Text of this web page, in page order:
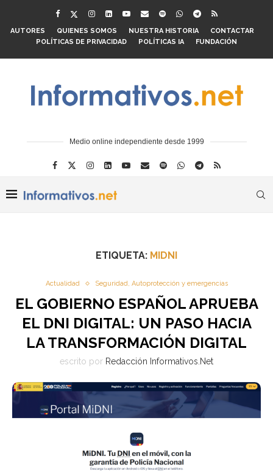
AUTORES QUIENES SOMOS NUESTRA HISTORIA
CONTACTAR
POLÍTICAS DE PRIVACIDAD
POLÍTICAS IA FUNDACIÓN
Medio online independiente desde 1999
ETIQUETA: MIDNI
Actualidad Seguridad, Autoprotección y emergencias
EL GOBIERNO ESPAÑOL APRUEBA
EL DNI DIGITAL: UN PASO HACIA
LA TRANSFORMACIÓN DIGITAL
escrito por Redacción Informativos.Net